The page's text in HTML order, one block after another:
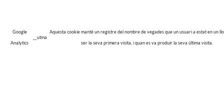
Google
Analytics
__utma
Aquesta cookie manté un registre del nombre de vegades que un usuari a estat en un
ser la seva primera visita, i quan es va produir la seva última visita.